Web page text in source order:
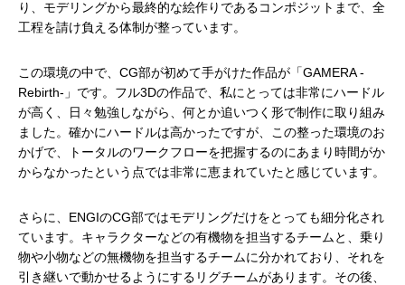
り、モデリングから最終的な絵作りであるコンポジットまで、全
工程を請け負える体制が整っています。
この環境の中で、CG部が初めて手がけた作品が「GAMERA -
Rebirth-」です。フル3Dの作品で、私にとっては非常にハードル
が高く、日々勉強しながら、何とか追いつく形で制作に取り組み
ました。確かにハードルは高かったですが、この整った環境のお
かげで、トータルのワークフローを把握するのにあまり時間がか
からなかったという点では非常に恵まれていたと感じています。
さらに、ENGIのCG部ではモデリングだけをとっても細分化され
ています。キャラクターなどの有機物を担当するチームと、乗り
物や小物などの無機物を担当するチームに分かれており、それを
引き継いで動かせるようにするリグチームがあります。その後、